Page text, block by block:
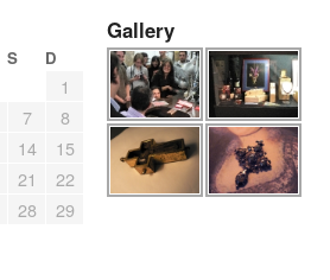
S D
1
7
8
14
15
21
22
28
29
Gallery